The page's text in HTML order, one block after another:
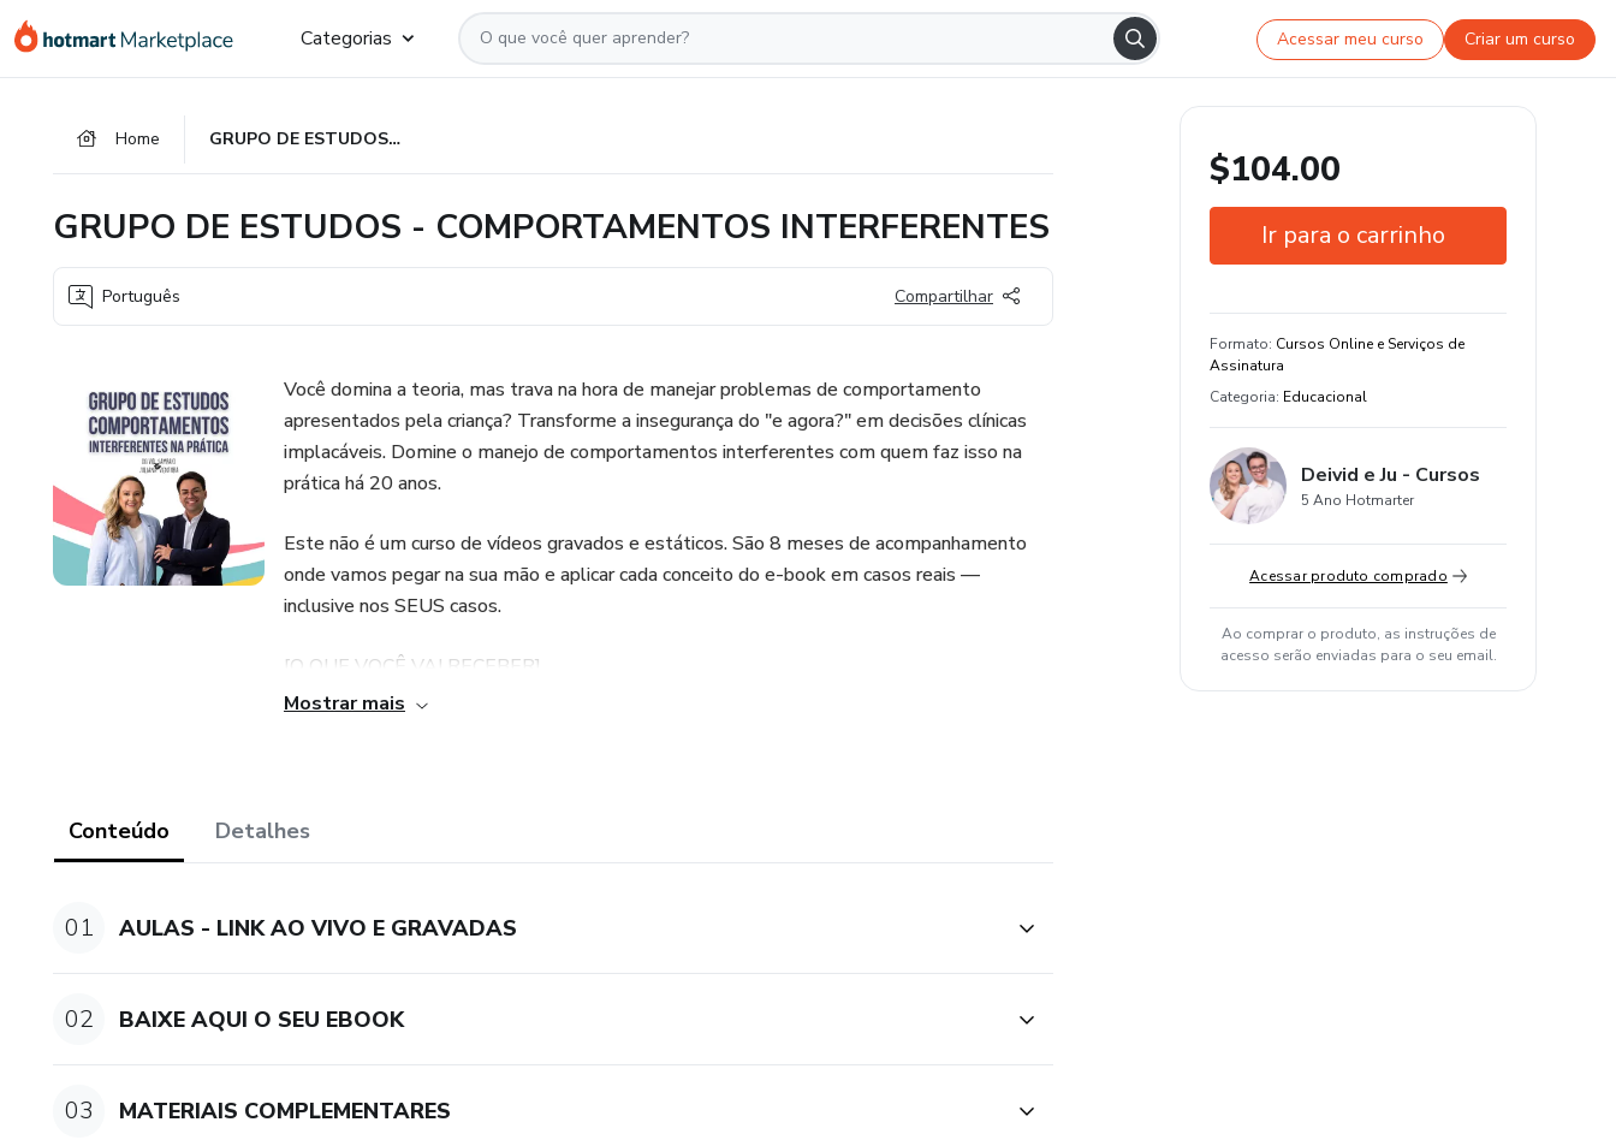
para
para
para
Categorias Acessar meu curso Criar um curso
Home GRUPO DE ESTUDOS - COMPORTAMENTOS INTERFERENTES
GRUPO DE ESTUDOS - COMPORTAMENTOS INTERFERENTES
Português Compartilhar
Você domina a teoria, mas trava na hora de manejar problemas de comportamento
apresentados pela criança? Transforme a insegurança do "e agora?" em decisões clínicas
implacáveis. Domine o manejo de comportamentos interferentes com quem faz isso na
prática há 20 anos.
Este não é um curso de vídeos gravados e estáticos. São 8 meses de acompanhamento
onde vamos pegar na sua mão e aplicar cada conceito do e-book em casos reais —
inclusive nos SEUS casos.
[O QUE VOCÊ VAI RECEBER]
conosco.
disponibilizadas na plataforma para você assistir no seu ritmo.
última aula (até 30/09/2027). É tempo de sobra para revisar cada aula sempre que um
Mostrar mais
Conteúdo Detalhes
01 AULAS - LINK AO VIVO E GRAVADAS
02 BAIXE AQUI O SEU EBOOK
03 MATERIAIS COMPLEMENTARES
$104.00
Ir para o carrinho
Estude do seu jeito e em qualquer
dispositivo
Formato: Cursos Online e Serviços de
Assinatura
Categoria: Educacional
Deivid e Ju - Cursos
5 Ano Hotmarter
Acessar produto comprado
Ao comprar o produto, as instruções de
acesso serão enviadas para o seu email.